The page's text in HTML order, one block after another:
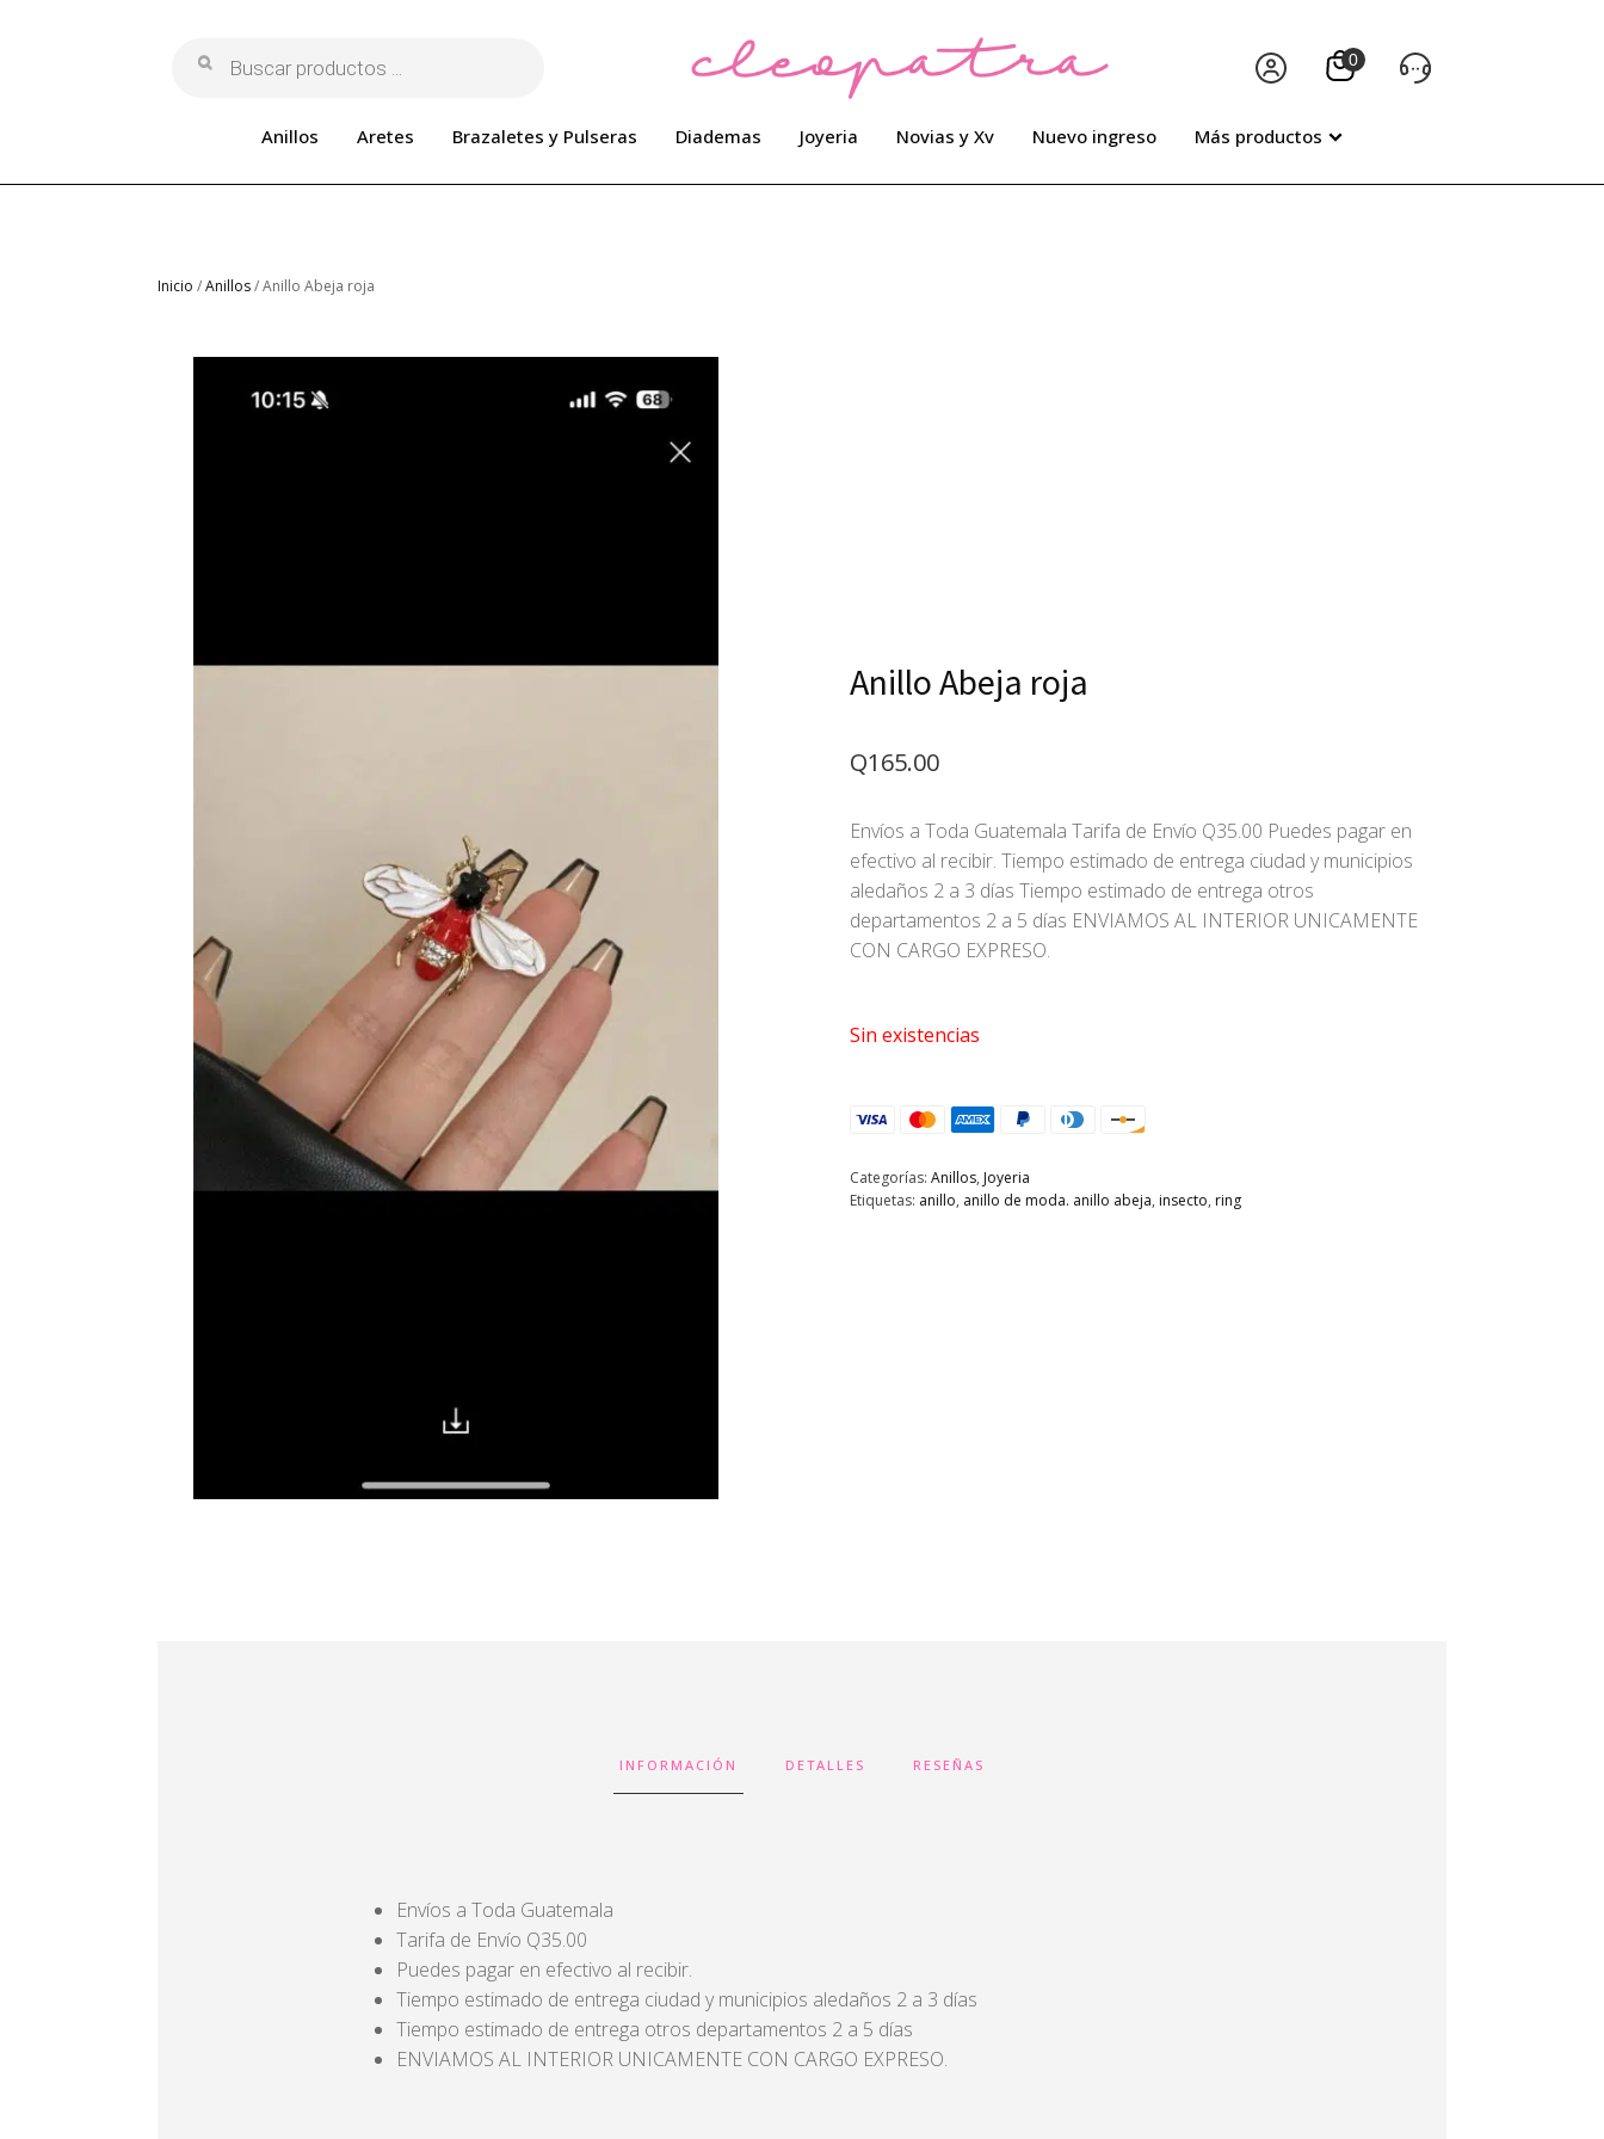
Búsqueda
Anillos Aretes Brazaletes y Pulseras Diademas Joyeria Novias y Xv Nuevo ingreso Más productos
Inicio /Anillos/ Anillo Abeja roja
Anillo Abeja roja
Q165.00
Envíos a Toda Guatemala Tarifa de Envío Q35.00 Puedes pagar en
efectivo al recibir. Tiempo estimado de entrega ciudad y municipios
aledaños 2 a 3 días Tiempo estimado de entrega otros
departamentos 2 a 5 días ENVIAMOS AL INTERIOR UNICAMENTE
CON CARGO EXPRESO.
Sin existencias
Categorías: Anillos, Joyeria
Etiquetas: anillo, anillo de moda. anillo abeja, insecto, ring
INFORMACIÓN DETALLES RESEÑAS
Envíos a Toda Guatemala
Tarifa de Envío Q35.00
Puedes pagar en efectivo al recibir.
Tiempo estimado de entrega ciudad y municipios aledaños 2 a 3 días
Tiempo estimado de entrega otros departamentos 2 a 5 días
ENVIAMOS AL INTERIOR UNICAMENTE CON CARGO EXPRESO.